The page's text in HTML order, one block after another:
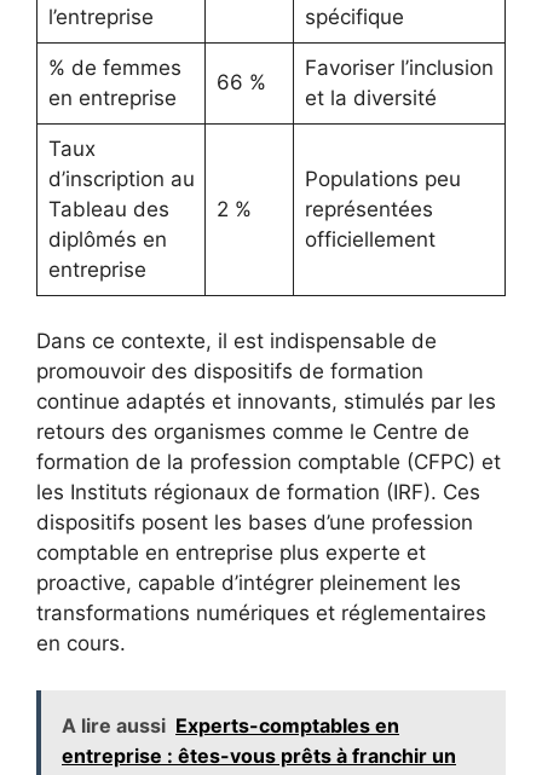
l’entreprise
spécifique
% de femmes
en entreprise
66 %
Favoriser l’inclusion
et la diversité
Taux
d’inscription au
Tableau des
diplômés en
entreprise
2 %
Populations peu
représentées
officiellement
Dans ce contexte, il est indispensable de
promouvoir des dispositifs de formation
continue adaptés et innovants, stimulés par les
retours des organismes comme le Centre de
formation de la profession comptable (CFPC) et
les Instituts régionaux de formation (IRF). Ces
dispositifs posent les bases d’une profession
comptable en entreprise plus experte et
proactive, capable d’intégrer pleinement les
transformations numériques et réglementaires
en cours.
A lire aussi Experts-comptables en
entreprise : êtes-vous prêts à franchir un